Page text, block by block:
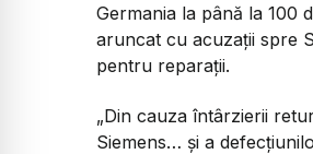
Germania la până la 100
aruncat cu acuzații spre
pentru reparații.
„Din cauza întârzierii
Siemens… și a